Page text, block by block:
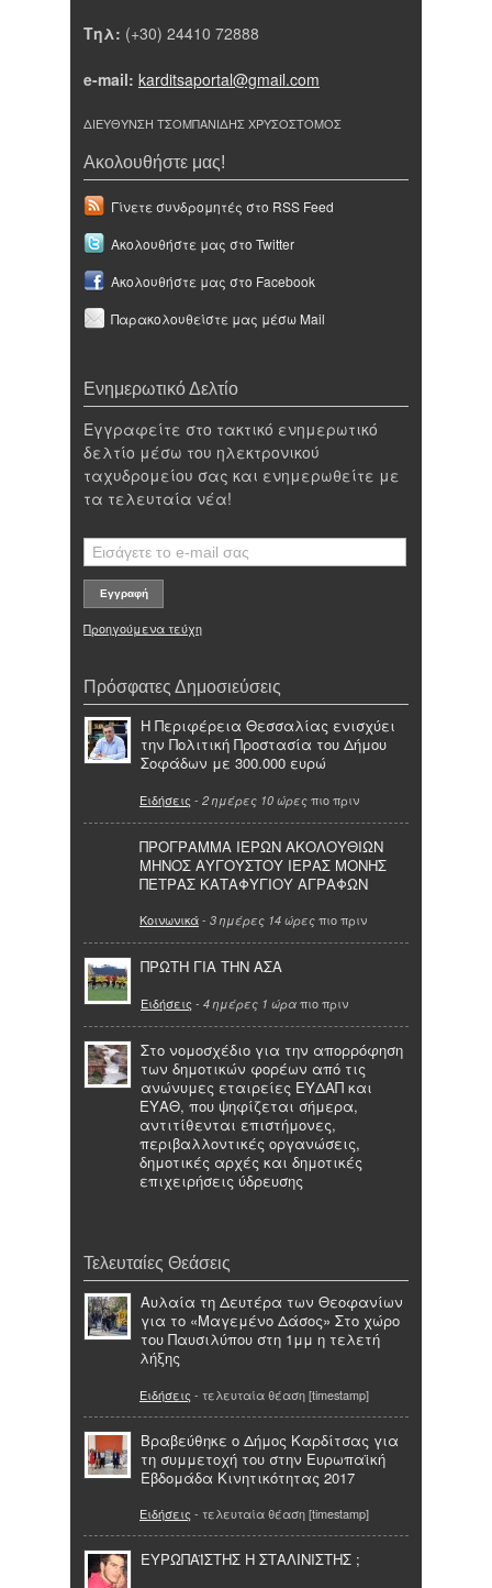
Τηλ: (+30) 24410 72888
e-mail: karditsaportal@gmail.com
ΔΙΕΥΘΥΝΣΗ ΤΣΟΜΠΑΝΙΔΗΣ ΧΡΥΣΟΣΤΟΜΟΣ
Ακολουθήστε μας!
Γίνετε συνδρομητές στο RSS Feed
Ακολουθήστε μας στο Twitter
Ακολουθήστε μας στο Facebook
Παρακολουθείστε μας μέσω Mail
Ενημερωτικό Δελτίο
Εγγραφείτε στο τακτικό ενημερωτικό
δελτίο μέσω του ηλεκτρονικού
ταχυδρομείου σας και ενημερωθείτε με
τα τελευταία νέα!
Προηγούμενα τεύχη
Πρόσφατες Δημοσιεύσεις
Η Περιφέρεια Θεσσαλίας ενισχύει
την Πολιτική Προστασία του Δήμου
Σοφάδων με 300.000 ευρώ
Ειδήσεις - 2 ημέρες 10 ώρες πιο πριν
ΠΡΟΓΡΑΜΜΑ ΙΕΡΩΝ ΑΚΟΛΟΥΘΙΩΝ
ΜΗΝΟΣ ΑΥΓΟΥΣΤΟΥ ΙΕΡΑΣ ΜΟΝΗΣ
ΠΕΤΡΑΣ ΚΑΤΑΦΥΓΙΟΥ ΑΓΡΑΦΩΝ
Κοινωνικά- 3 ημέρες 14 ώρες πιο πριν
ΠΡΩΤΗ ΓΙΑ ΤΗΝ ΑΣΑ
Ειδήσεις - 4 ημέρες 1 ώρα πιο πριν
Στο νομοσχέδιο για την απορρόφηση
των δημοτικών φορέων από τις
ανώνυμες εταιρείες ΕΥΔΑΠ και
ΕΥΑΘ, που ψηφίζεται σήμερα,
αντιτίθενται επιστήμονες,
περιβαλλοντικές οργανώσεις,
δημοτικές αρχές και δημοτικές
επιχειρήσεις ύδρευσης
Τελευταίες Θεάσεις
Αυλαία τη Δευτέρα των Θεοφανίων
για το «Μαγεμένο Δάσος» Στο χώρο
του Παυσιλύπου στη 1μμ η τελετή
λήξης
Ειδήσεις - τελευταία θέαση [timestamp]
Βραβεύθηκε ο Δήμος Καρδίτσας για
τη συμμετοχή του στην Ευρωπαϊκή
Εβδομάδα Κινητικότητας 2017
Ειδήσεις - τελευταία θέαση [timestamp]
ΕΥΡΩΠΑΪΣΤΗΣ Η ΣΤΑΛΙΝΙΣΤΗΣ ;